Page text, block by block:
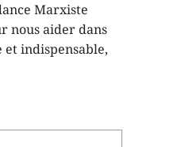
Marxiste
nous aider dans
indispensable,